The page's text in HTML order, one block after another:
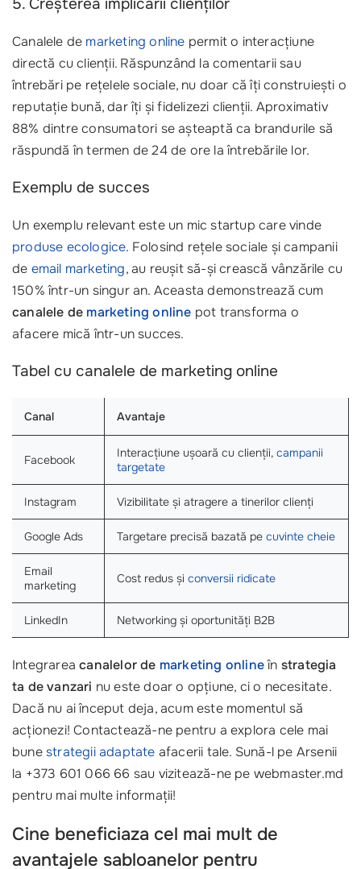
5. Creșterea implicării clienților
Canalele de marketing online permit o interacțiune
directă cu clienții. Răspunzând la comentarii sau
întrebări pe rețelele sociale, nu doar că îți construiești o
reputație bună, dar îți și fidelizezi clienții. Aproximativ
88% dintre consumatori se așteaptă ca brandurile să
răspundă în termen de 24 de ore la întrebările lor.
Exemplu de succes
Un exemplu relevant este un mic startup care vinde
produse ecologice. Folosind rețele sociale și campanii
de email marketing, au reușit să-și crească vânzările cu
150% într-un singur an. Aceasta demonstrează cum
canalele de marketing online pot transforma o
afacere mică într-un succes.
Tabel cu canalele de marketing online
Canal Avantaje
Facebook Interacțiune ușoară cu clienții, campanii
targetate
Instagram Vizibilitate și atragere a tinerilor clienți
Google Ads Targetare precisă bazată pe cuvinte cheie
Email
marketing
Cost redus și conversii ridicate
LinkedIn Networking și oportunități B2B
Integrareacanalelor de marketing onlineîn strategia
ta de vanzari nu este doar o opțiune, ci o necesitate.
Dacă nu ai început deja, acum este momentul să
acționezi! Contactează-ne pentru a explora cele mai
bunestrategii adaptate afacerii tale. Sună-l pe Arsenii
la +373 601 066 66 sau vizitează-ne pe webmaster.md
pentru mai multe informații!
Cine beneficiaza cel mai mult de
avantajele sabloanelor pentru